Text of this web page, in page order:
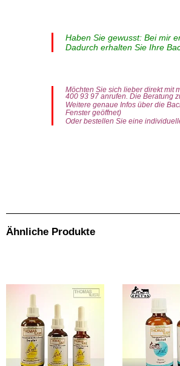
Haben Sie gewusst: Bei mir
Dadurch erhalten Sie Ihre
Möchten Sie sich lieber direkt mit
400 93 97 anrufen. Die Beratung
Weitere genaue Infos über die
Fenster geöffnet)
Oder bestellen Sie eine
Ähnliche Produkte